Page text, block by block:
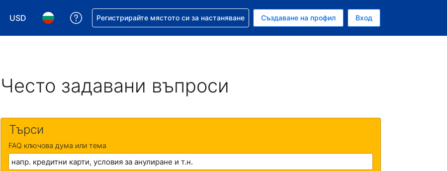
USD
Избор на валута. Избрана валута - Американски долар
Избор на език. Избран език - Български
Помощ с резервацията ви
Регистрирайте мястото си за настаняване Създаване на профил Вход
Често задавани въпроси
Търси
FAQ ключова дума или тема